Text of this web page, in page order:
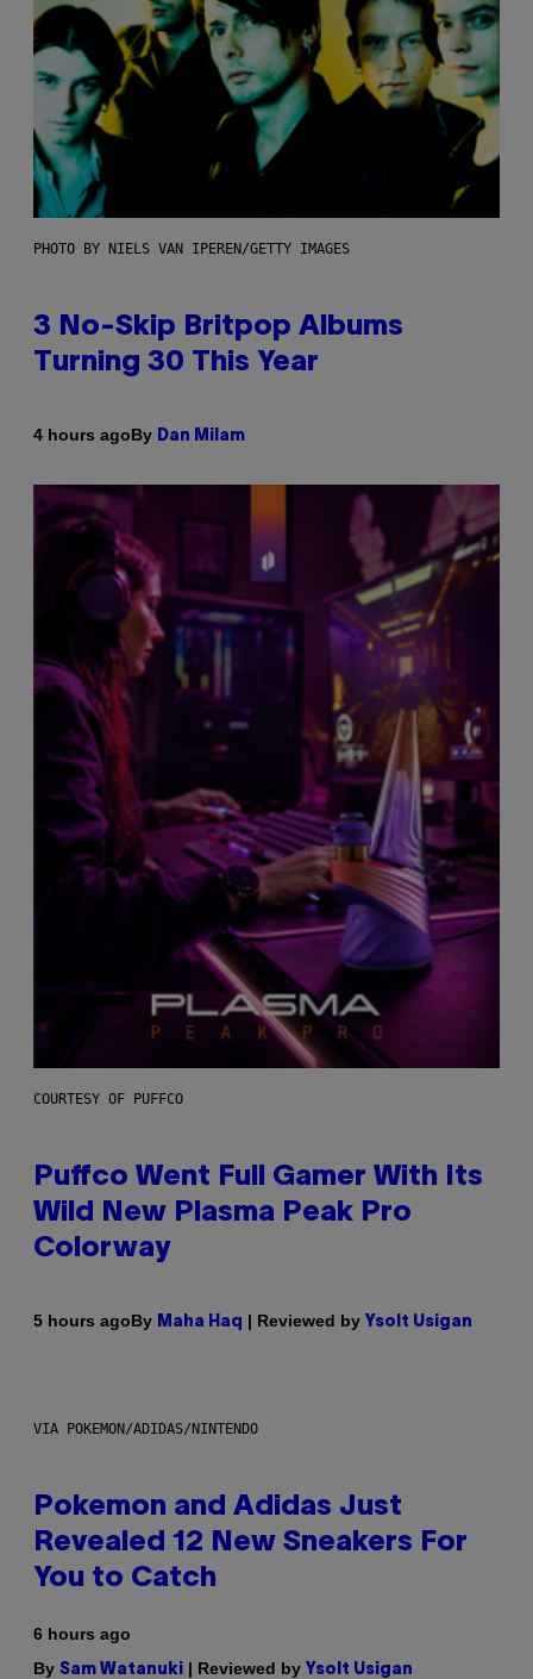
PHOTO BY NIELS VAN IPEREN/GETTY IMAGES
3 No-Skip Britpop Albums
Turning 30 This Year
4 hours agoBy Dan Milam
COURTESY OF PUFFCO
Puffco Went Full Gamer With Its
Wild New Plasma Peak Pro
Colorway
5 hours agoBy Maha Haq | Reviewed by Ysolt Usigan
VIA POKEMON/ADIDAS/NINTENDO
Pokemon and Adidas Just
Revealed 12 New Sneakers For
You to Catch
6 hours ago
By Sam Watanuki | Reviewed by Ysolt Usigan